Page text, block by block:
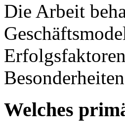
Die Arbeit
Welches